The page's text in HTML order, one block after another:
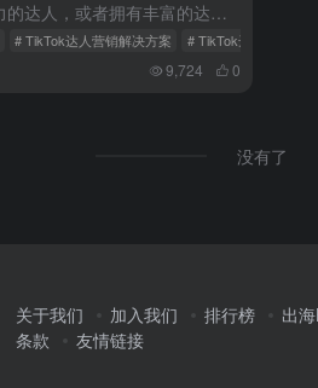
在美区，除非你已经是一位有影响力的达人，或者拥有丰富的达人资源，否则在当前竞争激烈的市场中，想要迅速找到合适的达人合作并不容易。 目前，商家们似乎都在采用相似的策略来吸引达人：提供优惠、好处、折扣和点...
# TikTok达人营销解决方案 # TikTok达人营销
9,724 0
没有了
关于我们 加入我们 排行榜 出
条款
友情链接